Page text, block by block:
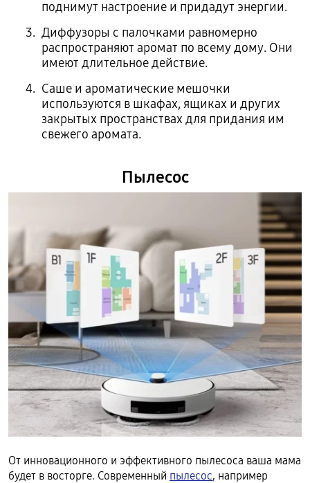
поднимут настроение и придадут энергии.
Диффузоры с палочками равномерно
распространяют аромат по всему дому. Они
имеют длительное действие.
Саше и ароматические мешочки
используются в шкафах, ящиках и других
закрытых пространствах для придания им
свежего аромата.
Пылесос
От инновационного и эффективного пылесоса ваша мама
будет в восторге. Современный пылесос, например